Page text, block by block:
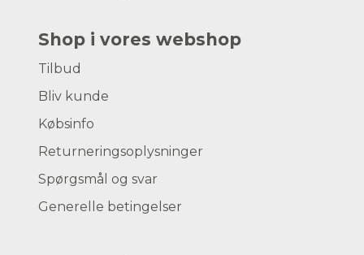
Shop i vores webshop
Tilbud
Bliv kunde
Købsinfo
Returneringsoplysninger
Spørgsmål og svar
Generelle betingelser